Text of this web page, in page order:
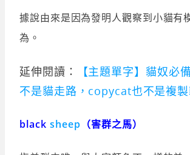
據說由來是因為發明人觀察到小貓有
為。
延伸閱讀：
【主題單字】貓奴必
不是貓走路，copycat也不是複製
black sheep （害群之馬）